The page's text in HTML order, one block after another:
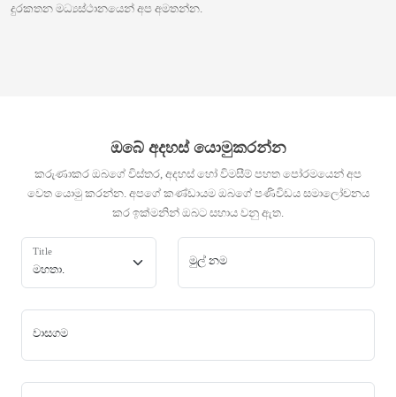
දුරකතන මධ්‍යස්ථානයෙන් අප අමතන්න.
ඔබේ අදහස් යොමුකරන්න
කරුණාකර ඔබගේ විස්තර, අදහස් හෝ විමසීම් පහත පෝරමයෙන් අප
වෙත යොමු කරන්න. අපගේ කණ්ඩායම ඔබගේ පණිවිඩය සමාලෝචනය
කර ඉක්මනින් ඔබට සහාය වනු ඇත.
Title
මුල් නම
වාසගම